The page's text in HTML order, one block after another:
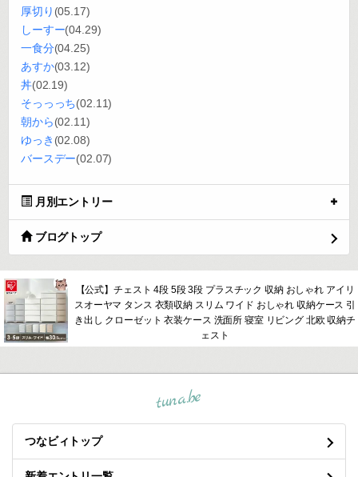
厚切り (05.17)
しーすー(04.29)
一食分(04.25)
あすか(03.12)
丼(02.19)
そっっっち(02.11)
朝から(02.11)
ゆっき (02.08)
バースデー(02.07)
月別エントリー
ブログトップ
【公式】チェスト 4段 5段 3段 プラスチック 収納 おしゃれ アイリ
スオーヤマ タンス 衣類収納 スリム ワイド おしゃれ 収納ケース 引
き出し クローゼット 衣装ケース 洗面所 寝室 リビング 北欧 収納チ
ェスト
tuna.be
つなビィトップ